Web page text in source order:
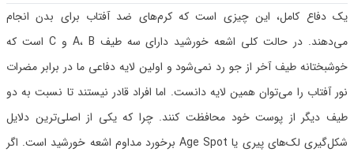
یک دفاع کامل، این چیزی است که کرم‌های ضد آفتاب برای بدن انجام
می‌دهند. در حالت کلی اشعه خورشید دارای سه طیف A، B و C است که
خوشبختانه طیف آخر از جو رد نمی‌شود و اولین لایه دفاعی ما در برابر مضرات
نور آفتاب را می‌توان همین لایه دانست. اما افراد قادر نیستند تا نسبت به دو
طیف دیگر از پوست خود محافظت کنند. چرا که یکی از اصلی‌ترین دلایل
شکل‌گیری لک‌های پیری یا Age Spot برخورد مداوم اشعه خورشید است. اگر